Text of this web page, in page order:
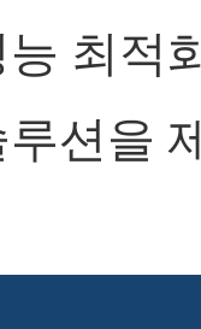
최적
션을